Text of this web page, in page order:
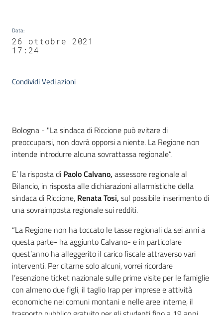
Data:
26 ottobre 2021
17:24
CondividiVedi azioni
Contenuto
Bologna - "La sindaca di Riccione può evitare di
preoccuparsi, non dovrà opporsi a niente. La Regione non
intende introdurre alcuna sovrattassa regionale”.
E’ la risposta di Paolo Calvano, assessore regionale al
Bilancio, in risposta alle dichiarazioni allarmistiche della
sindaca di Riccione, Renata Tosi, sul possibile inserimento di
una sovraimposta regionale sui redditi.
“La Regione non ha toccato le tasse regionali da sei anni a
questa parte- ha aggiunto Calvano- e in particolare
quest’anno ha alleggerito il carico fiscale attraverso vari
interventi. Per citarne solo alcuni, vorrei ricordare
l’esenzione ticket nazionale sulle prime visite per le famiglie
con almeno due figli, il taglio Irap per imprese e attività
economiche nei comuni montani e nelle aree interne, il